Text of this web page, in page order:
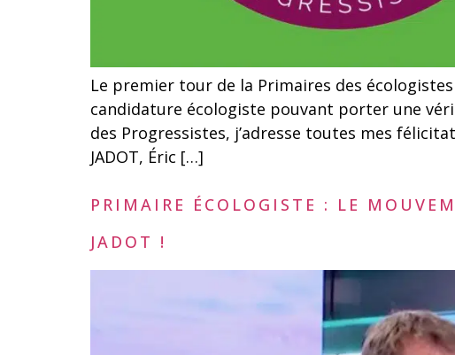
Le premier tour de la Primaires des
candidature écologiste pouvant porter une
des Progressistes, j’adresse toutes mes
JADOT, Éric […]
PRIMAIRE ÉCOLOGISTE : LE
JADOT !